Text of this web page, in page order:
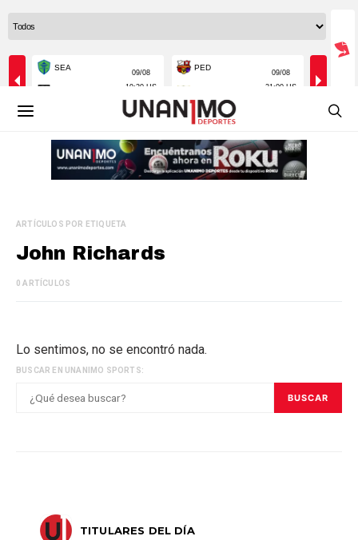
ARTÍCULOS POR ETIQUETA
John Richards
0 ARTÍCULOS
Lo sentimos, no se encontró nada.
BUSCAR EN UNANIMO SPORTS:
BUSCAR
TITULARES DEL DÍA